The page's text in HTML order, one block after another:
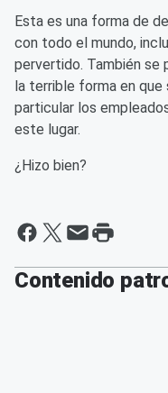
Esta es una forma de
con todo el mundo,
pervertido. También se
la terrible forma en que
particular los
este lugar.
¿Hizo bien?
Contenido